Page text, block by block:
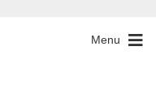
Menu